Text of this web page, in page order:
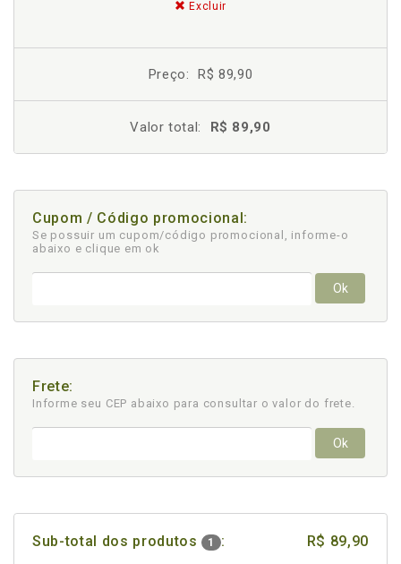
Excluir
Preço: R$ 89,90
Valor total: R$ 89,90
Cupom / Código promocional:
Se possuir um cupom/código promocional, informe-o
abaixo e clique em ok
Ok
Frete:
Informe seu CEP abaixo para consultar o valor do frete.
Ok
Sub-total dos produtos 1 : R$ 89,90